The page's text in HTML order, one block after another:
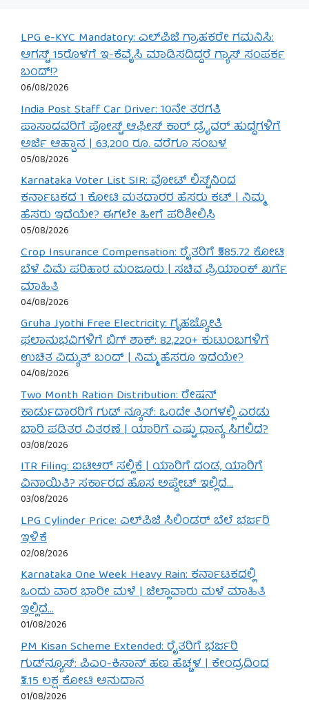
LPG e-KYC Mandatory: ಎಲ್‌ಪಿಜಿ ಗ್ರಾಹಕರೇ ಗಮನಿಸಿ:
ಆಗಸ್ಟ್ 15ರೊಳಗೆ ಇ-ಕೆವೈಸಿ ಮಾಡಿಸದಿದ್ದರೆ ಗ್ಯಾಸ್ ಸಂಪರ್ಕ
ಬಂದ್!?
06/08/2026
India Post Staff Car Driver: 10ನೇ ತರಗತಿ
ಪಾಸಾದವರಿಗೆ ಪೋಸ್ಟ್ ಆಫೀಸ್ ಕಾರ್ ಡ್ರೈವರ್ ಹುದ್ದೆಗಳಿಗೆ
ಅರ್ಜಿ ಆಹ್ವಾನ | 63,200 ರೂ. ವರೆಗೂ ಸಂಬಳ
05/08/2026
Karnataka Voter List SIR: ವೋಟ್ ಲಿಸ್ಟ್‌ನಿಂದ
ಕರ್ನಾಟಕದ 1 ಕೋಟಿ ಮತದಾರರ ಹೆಸರು ಕಟ್ | ನಿಮ್ಮ
ಹೆಸರು ಇದೆಯೇ? ಈಗಲೇ ಹೀಗೆ ಪರಿಶೀಲಿಸಿ
05/08/2026
Crop Insurance Compensation: ರೈತರಿಗೆ ₹585.72 ಕೋಟಿ
ಬೆಳೆ ವಿಮೆ ಪರಿಹಾರ ಮಂಜೂರು | ಸಚಿವ ಪ್ರಿಯಾಂಕ್ ಖರ್ಗೆ
ಮಾಹಿತಿ
04/08/2026
Gruha Jyothi Free Electricity: ಗೃಹಜ್ಯೋತಿ
ಫಲಾನುಭವಿಗಳಿಗೆ ಬಿಗ್ ಶಾಕ್: 82,220+ ಕುಟುಂಬಗಳಿಗೆ
ಉಚಿತ ವಿದ್ಯುತ್ ಬಂದ್ | ನಿಮ್ಮ ಹೆಸರೂ ಇದೆಯೇ?
04/08/2026
Two Month Ration Distribution: ರೇಷನ್
ಕಾರ್ಡುದಾರರಿಗೆ ಗುಡ್ ನ್ಯೂಸ್: ಒಂದೇ ತಿಂಗಳಲ್ಲಿ ಎರಡು
ಬಾರಿ ಪಡಿತರ ವಿತರಣೆ | ಯಾರಿಗೆ ಎಷ್ಟು ಧಾನ್ಯ ಸಿಗಲಿದೆ?
03/08/2026
ITR Filing: ಐಟಿಆರ್ ಸಲ್ಲಿಕೆ | ಯಾರಿಗೆ ದಂಡ, ಯಾರಿಗೆ
ವಿನಾಯಿತಿ? ಸರ್ಕಾರದ ಹೊಸ ಅಪ್ಡೇಟ್ ಇಲ್ಲಿದೆ…
03/08/2026
LPG Cylinder Price: ಎಲ್‌ಪಿಜಿ ಸಿಲಿಂಡರ್ ಬೆಲೆ ಭರ್ಜರಿ
ಇಳಿಕೆ
02/08/2026
Karnataka One Week Heavy Rain: ಕರ್ನಾಟಕದಲ್ಲಿ
ಒಂದು ವಾರ ಭಾರೀ ಮಳೆ | ಜಿಲ್ಲಾವಾರು ಮಳೆ ಮಾಹಿತಿ
ಇಲ್ಲಿದೆ…
01/08/2026
PM Kisan Scheme Extended: ರೈತರಿಗೆ ಭರ್ಜರಿ
ಗುಡ್‌ನ್ಯೂಸ್: ಪಿಎಂ-ಕಿಸಾನ್ ಹಣ ಹೆಚ್ಚಳ | ಕೇಂದ್ರದಿಂದ
₹3.15 ಲಕ್ಷ ಕೋಟಿ ಅನುದಾನ
01/08/2026